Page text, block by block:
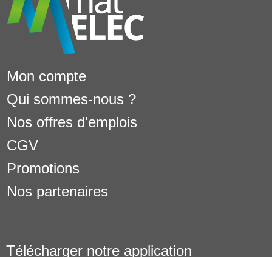
Mon compte
Qui sommes-nous ?
Nos offres d'emplois
CGV
Promotions
Nos partenaires
Télécharger notre application